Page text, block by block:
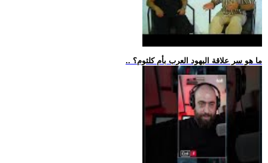
.. ما هو سر علاقة اليهود العرب بأم كلثوم؟